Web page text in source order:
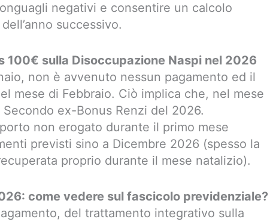
negativi e consentire un calcolo
successivo.
100€ sulla Disoccupazione Naspi nel 2026
non è avvenuto nessun pagamento ed il
mese di Febbraio. Ciò implica che, nel mese
ex-Bonus Renzi del 2026.
non erogato durante il primo mese
previsti sino a Dicembre 2026 (spesso la
proprio durante il mese natalizio).
come vedere sul fascicolo previdenziale?
del trattamento integrativo sulla